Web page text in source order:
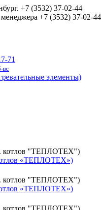
+7 (3532) 37-02-44
+7 (3532) 37-02-44
71
вс
элементы)
«ТЕПЛОТЕХ»)
«ТЕПЛОТЕХ»)